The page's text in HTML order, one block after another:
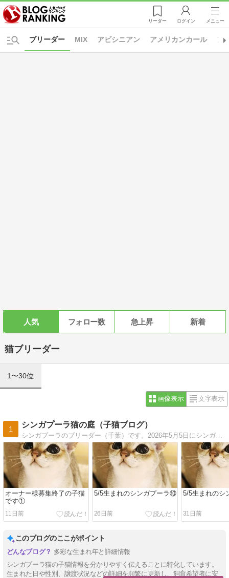
リーダー ログイン メニュー
MIX アビシニアン アメリカンカール ア
ブリーダー
人気 フォロー数 急上昇 新着
猫ブリーダー
1〜30位
画像表示 文字表示
1
シンガプーラ猫の庭（子猫ブログ）
シンガプーラのブリーダー（千葉）です。2026年5月5日にシンガプーラの子猫が生まれています。
オーナー様募集終了の子猫
です①
11日前
5/5生まれのシンガプーラ⑩
26日前
5/5生まれのシ
31日前
このブログのここがポイント
多彩な生まれ年と詳細情報
シンガプーラ猫の子猫情報を分かりやすく伝えることに特化しています。
生まれた日や性別、譲渡状況などの詳細を頻繁に更新し、飼育希望者に安